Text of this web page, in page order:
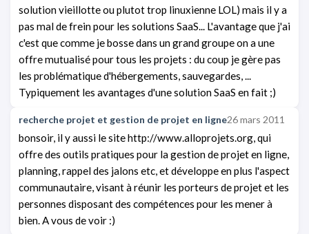
solution vieillotte ou plutot trop linuxienne LOL) mais il y a
pas mal de frein pour les solutions SaaS... L'avantage que j'ai
c'est que comme je bosse dans un grand groupe on a une
offre mutualisé pour tous les projets : du coup je gère pas
les problématique d'hébergements, sauvegardes, ...
Typiquement les avantages d'une solution SaaS en fait ;)
recherche projet et gestion de projet en ligne26 mars 2011
bonsoir, il y aussi le site http://www.alloprojets.org, qui
offre des outils pratiques pour la gestion de projet en ligne,
planning, rappel des jalons etc, et développe en plus l'aspect
communautaire, visant à réunir les porteurs de projet et les
personnes disposant des compétences pour les mener à
bien. A vous de voir :)